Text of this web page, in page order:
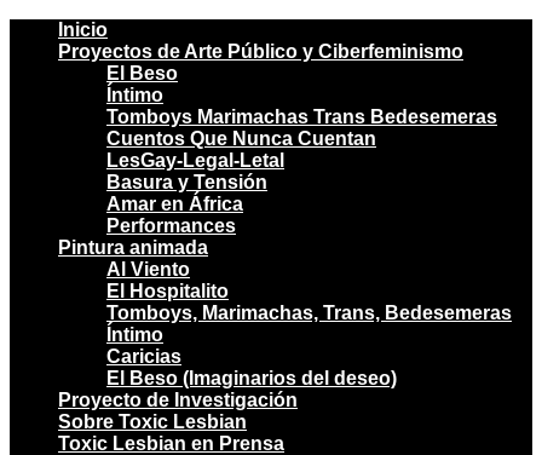
Inicio
Proyectos de Arte Público y Ciberfeminismo
El Beso
Íntimo
Tomboys Marimachas Trans Bedesemeras
Cuentos Que Nunca Cuentan
LesGay-Legal-Letal
Basura y Tensión
Amar en África
Performances
Pintura animada
Al Viento
El Hospitalito
Tomboys, Marimachas, Trans, Bedesemeras
Íntimo
Caricias
El Beso (Imaginarios del deseo)
Proyecto de Investigación
Sobre Toxic Lesbian
Toxic Lesbian en Prensa